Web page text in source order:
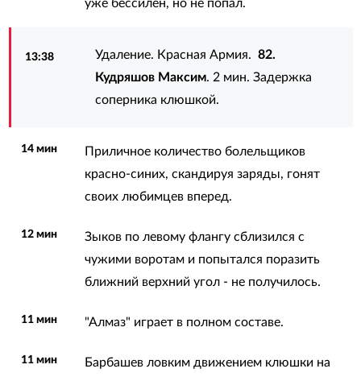
уже бессилен, но не попал.
13:38 Удаление. Красная Армия.82.
Кудряшов Максим. 2 мин. Задержка
соперника клюшкой.
14 мин
Приличное количество болельщиков
красно-синих, скандируя заряды, гонят
своих любимцев вперед.
12 мин
Зыков по левому флангу сблизился с
чужими воротам и попытался поразить
ближний верхний угол - не получилось.
11 мин "Алмаз" играет в полном составе.
11 мин
Барбашев ловким движением клюшки на